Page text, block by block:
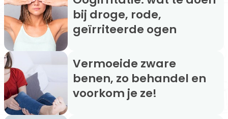
bij droge, rode,
geïrriteerde ogen
Vermoeide zware
benen, zo behandel en
voorkom je ze!